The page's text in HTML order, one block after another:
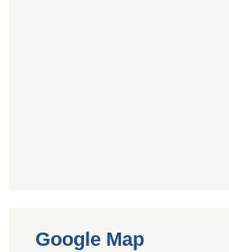
Google Map